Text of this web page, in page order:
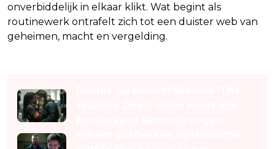
onverbiddelijk in elkaar klikt. Wat begint als
routinewerk ontrafelt zich tot een duister web van
geheimen, macht en vergelding.